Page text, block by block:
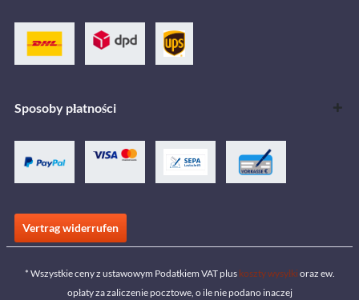
Sposoby płatności
Vertrag widerrufen
* Wszystkie ceny z ustawowym Podatkiem VAT plus koszty wysyłki oraz ew.
opłaty za zaliczenie pocztowe, o ile nie podano inaczej